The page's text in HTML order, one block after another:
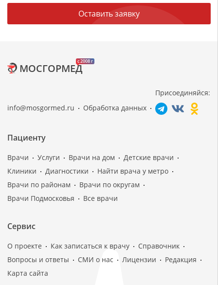
Оставить заявку
c 2008 г
МОСГОРМЕД
info@mosgormed.ru Обработка данных
Присоединяйся:
Пациенту
Врачи Услуги Врачи на дом
Детские врачи
Клиники
Диагностики
Найти врача у метро
Врачи по районам
Врачи по округам
Врачи Подмосковья
Все врачи
Сервис
О проекте Как записаться к врачу
Справочник
Вопросы и ответы
СМИ о нас Лицензии
Редакция
Карта сайта